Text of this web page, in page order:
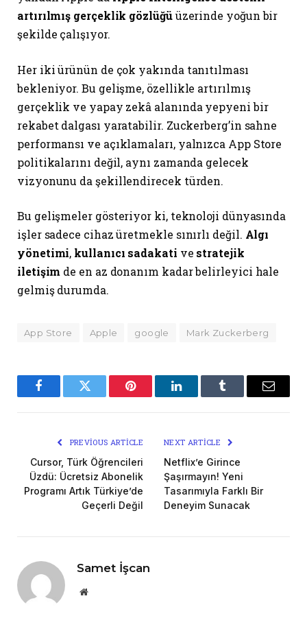
artırılmış gerçeklik gözlüğüüzerinde yoğun bir
şekilde çalışıyor.
Her iki ürünün de çok yakında tanıtılması
bekleniyor. Bu gelişme, özellikle artırılmış
gerçeklik ve yapay zekâ alanında yepyeni bir
rekabet dalgası yaratabilir. Zuckerberg’in sahne
performansı ve açıklamaları, yalnızca App Store
politikalarını değil, aynı zamanda gelecek
vizyonunu da şekillendirecek türden.
Bu gelişmeler gösteriyor ki, teknoloji dünyasında
işler sadece cihaz üretmekle sınırlı değil. Algı
yönetimi, kullanıcı sadakati ve stratejik
iletişim de en az donanım kadar belirleyici hale
gelmiş durumda.
App Store Apple google Mark Zuckerberg
FacebookTwitter Pinterest LinkedInTumblr Email
PREVIOUS ARTICLE
Cursor, Türk Öğrencileri
Üzdü: Ücretsiz Abonelik
Programı Artık Türkiye’de
Geçerli Değil
NEXT ARTICLE
Netflix’e Girince
Şaşırmayın! Yeni
Tasarımıyla Farklı Bir
Deneyim Sunacak
Samet İşcan
Website